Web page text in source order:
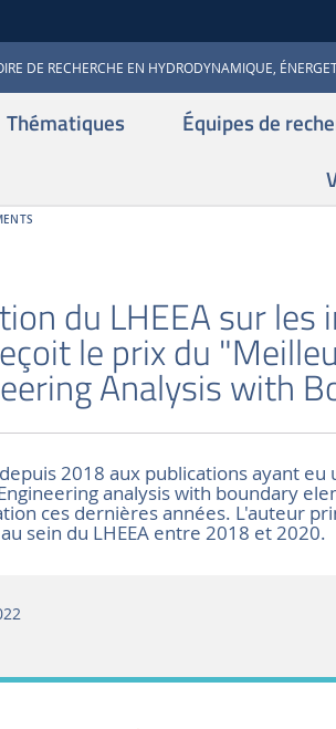
DE RECHERCHE EN HYDRODYNAMIQUE,
Thématiques Équipes de
du LHEEA sur
le prix du
Analysis with
2018 aux publications ayant
analysis with boundary
ces dernières années. L'auteur
sein du LHEEA entre 2018 et 2020.